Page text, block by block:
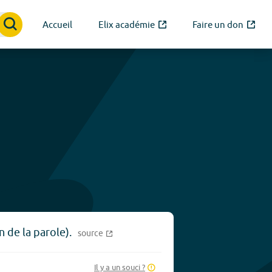
Accueil Elix académie Faire un don
de la parole). source
Il y a un souci ?